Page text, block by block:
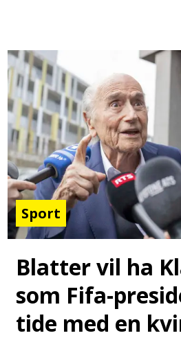
Sport
Blatter vil ha
som Fifa-
tide med en